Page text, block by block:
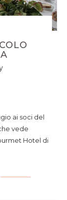
ai soci del
vede
Hotel di